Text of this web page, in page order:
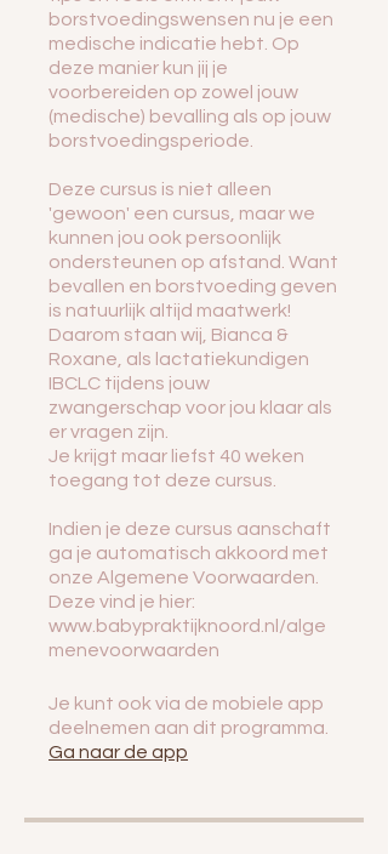
borstvoedingswensen nu je een
medische indicatie hebt. Op
deze manier kun jij je
voorbereiden op zowel jouw
(medische) bevalling als op jouw
borstvoedingsperiode.
Deze cursus is niet alleen
'gewoon' een cursus, maar we
kunnen jou ook persoonlijk
ondersteunen op afstand. Want
bevallen en borstvoeding geven
is natuurlijk altijd maatwerk!
Daarom staan wij, Bianca &
Roxane, als lactatiekundigen
IBCLC tijdens jouw
zwangerschap voor jou klaar als
er vragen zijn.
Je krijgt maar liefst 40 weken
toegang tot deze cursus.
Indien je deze cursus aanschaft
ga je automatisch akkoord met
onze Algemene Voorwaarden.
Deze vind je hier:
www.babypraktijknoord.nl/alge
menevoorwaarden
Je kunt ook via de mobiele app
deelnemen aan dit programma.
Ga naar de app